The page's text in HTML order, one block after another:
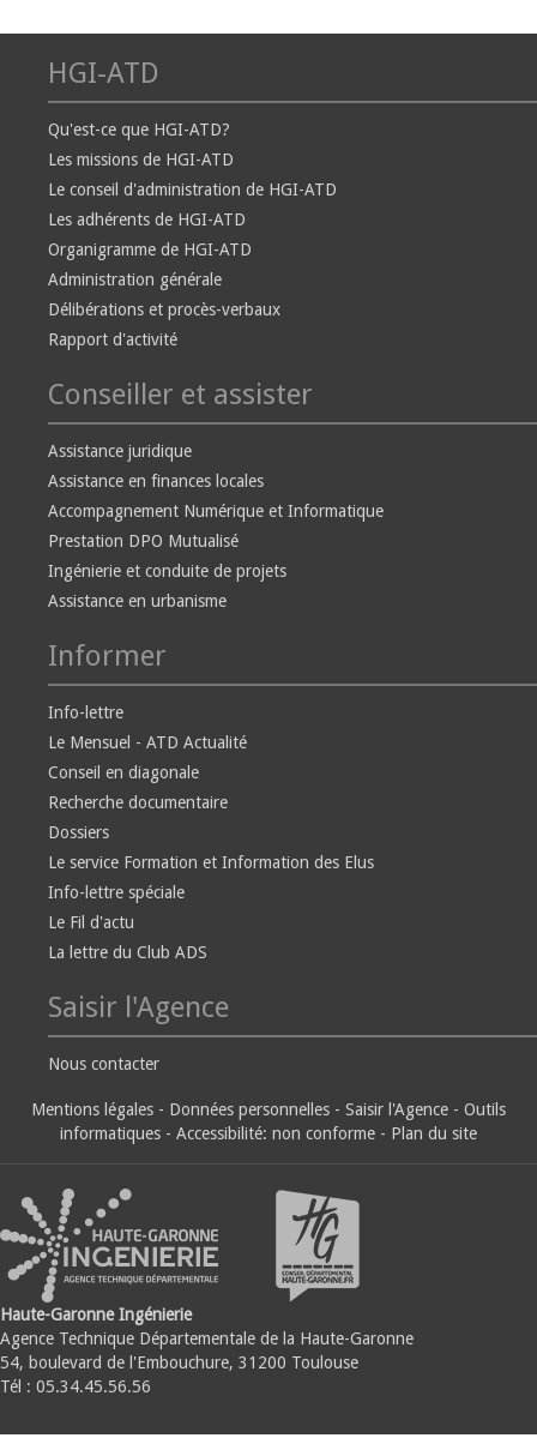
HGI-ATD
Qu'est-ce que HGI-ATD?
Les missions de HGI-ATD
Le conseil d'administration de HGI-ATD
Les adhérents de HGI-ATD
Organigramme de HGI-ATD
Administration générale
Délibérations et procès-verbaux
Rapport d'activité
Conseiller et assister
Assistance juridique
Assistance en finances locales
Accompagnement Numérique et Informatique
Prestation DPO Mutualisé
Ingénierie et conduite de projets
Assistance en urbanisme
Informer
Info-lettre
Le Mensuel - ATD Actualité
Conseil en diagonale
Recherche documentaire
Dossiers
Le service Formation et Information des Elus
Info-lettre spéciale
Le Fil d'actu
La lettre du Club ADS
Saisir l'Agence
Nous contacter
Mentions légales - Données personnelles - Saisir l'Agence - Outils
informatiques - Accessibilité: non conforme - Plan du site
Haute-Garonne Ingénierie
Agence Technique Départementale de la Haute-Garonne
54, boulevard de l'Embouchure, 31200 Toulouse
Tél : 05.34.45.56.56